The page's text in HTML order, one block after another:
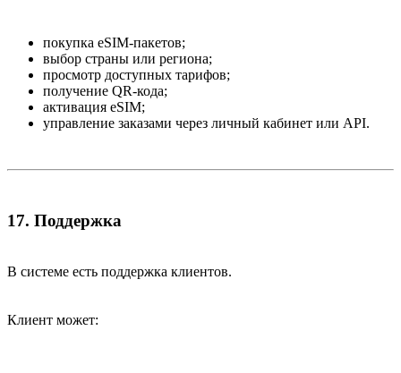
покупка eSIM-пакетов;
выбор страны или региона;
просмотр доступных тарифов;
получение QR-кода;
активация eSIM;
управление заказами через личный кабинет или API.
17. Поддержка​
В системе есть поддержка клиентов.
Клиент может: